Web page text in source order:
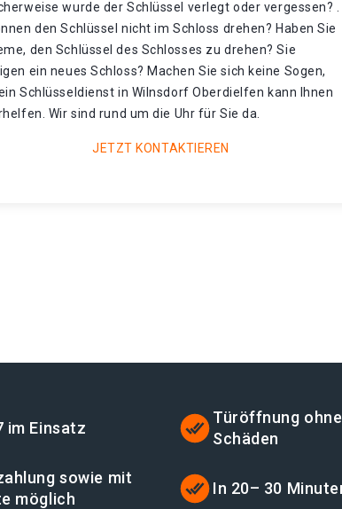
wurde der Schlüssel verlegt oder vergessen? .
den Schlüssel nicht im Schloss drehen? Haben Sie
den Schlüssel des Schlosses zu drehen? Sie
ein neues Schloss? Machen Sie sich keine Sogen,
Schlüsseldienst in Wilnsdorf Oberdielfen kann Ihnen
Wir sind rund um die Uhr für Sie da.
JETZT KONTAKTIEREN
im Einsatz
Türöffnung ohne
Schäden
sowie mit
möglich
In 20– 30